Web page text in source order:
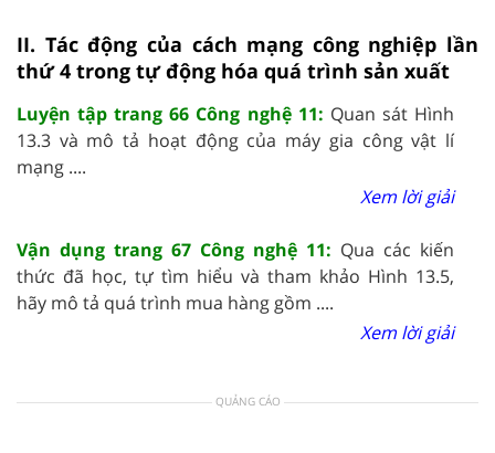
II. Tác động của cách mạng công nghiệp lần
thứ 4 trong tự động hóa quá trình sản xuất
Luyện tập trang 66 Công nghệ 11: Quan sát Hình
13.3 và mô tả hoạt động của máy gia công vật lí
mạng ....
Xem lời giải
Vận dụng trang 67 Công nghệ 11: Qua các kiến
thức đã học, tự tìm hiểu và tham khảo Hình 13.5,
hãy mô tả quá trình mua hàng gồm ....
Xem lời giải
QUẢNG CÁO